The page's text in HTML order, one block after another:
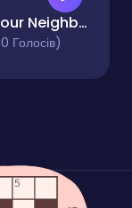
Spy Your Neighbor
Голосів)